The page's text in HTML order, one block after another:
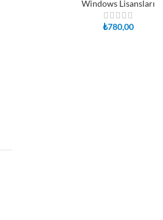
Windows Lisansları
₺780,00